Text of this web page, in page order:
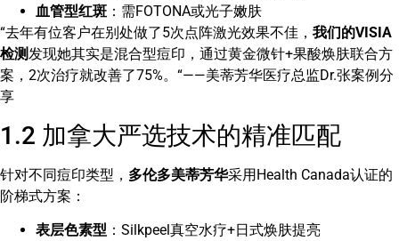
血管型红斑 ：需FOTONA或光子嫩肤
“去年有位客户在别处做了5次点阵激光效果不佳， 我们的VISIA
检测发现她其实是混合型痘印，通过黄金微针+果酸焕肤联合方
案，2次治疗就改善了75%。“——美蒂芳华医疗总监Dr.张案例分
享
1.2 加拿大严选技术的精准匹配
针对不同痘印类型， 多伦多美蒂芳华采用Health Canada认证的
阶梯式方案：
表层色素型 ：Silkpeel真空水疗+日式焕肤提亮